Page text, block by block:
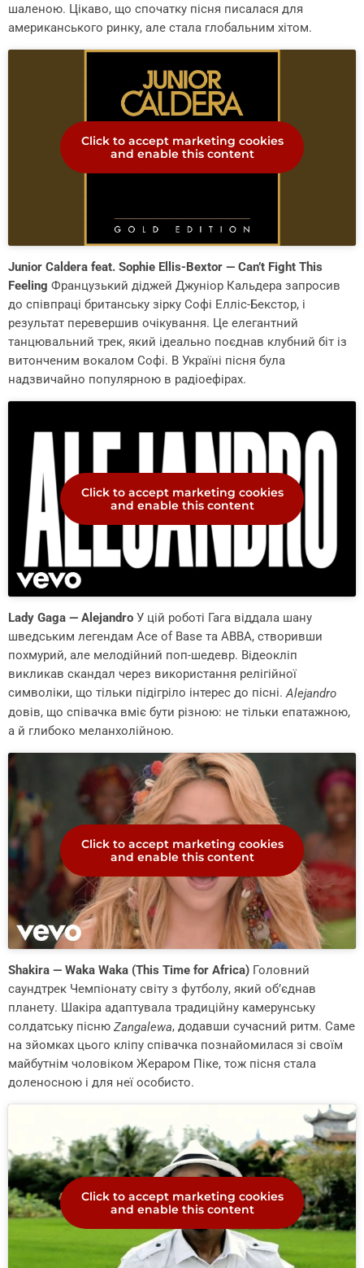
шаленою. Цікаво, що спочатку пісня писалася для
американського ринку, але стала глобальним хітом.
Click to accept marketing cookies
and enable this content
Junior Caldera feat. Sophie Ellis-Bextor — Can’t Fight This
Feeling Французький діджей Джуніор Кальдера запросив
до співпраці британську зірку Софі Елліс-Бекстор, і
результат перевершив очікування. Це елегантний
танцювальний трек, який ідеально поєднав клубний біт із
витонченим вокалом Софі. В Україні пісня була
надзвичайно популярною в радіоефірах.
Click to accept marketing cookies
and enable this content
Lady Gaga — Alejandro У цій роботі Гага віддала шану
шведським легендам Ace of Base та ABBA, створивши
похмурий, але мелодійний поп-шедевр. Відеокліп
викликав скандал через використання релігійної
символіки, що тільки підігріло інтерес до пісні. Alejandro
довів, що співачка вміє бути різною: не тільки епатажною,
а й глибоко меланхолійною.
Click to accept marketing cookies
and enable this content
Shakira — Waka Waka (This Time for Africa) Головний
саундтрек Чемпіонату світу з футболу, який об’єднав
планету. Шакіра адаптувала традиційну камерунську
солдатську пісню Zangalewa, додавши сучасний ритм. Саме
на зйомках цього кліпу співачка познайомилася зі своїм
майбутнім чоловіком Жераром Піке, тож пісня стала
доленосною і для неї особисто.
Click to accept marketing cookies
and enable this content